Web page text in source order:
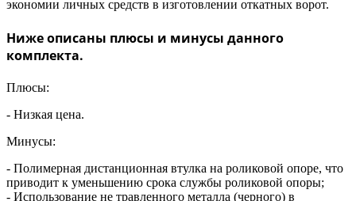
экономии личных средств в изготовлении откатных ворот.
Ниже описаны плюсы и минусы данного
комплекта.
Плюсы:
- Низкая цена.
Минусы:
- Полимерная дистанционная втулка на роликовой опоре, что
приводит к уменьшению срока службы роликовой опоры;
- Использование не травленного металла (черного) в